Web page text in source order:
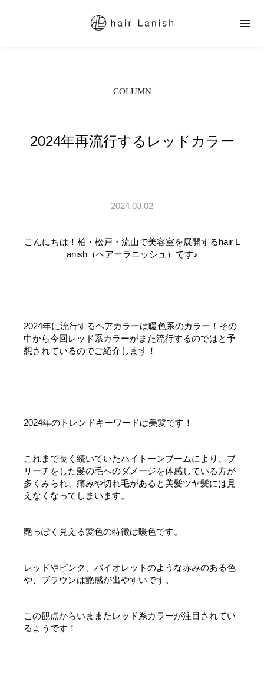

COLUMN
2024年再流行するレッドカラー
2024.03.02
こんにちは！柏・松戸・流山で美容室を展開するhair L
anish（ヘアーラニッシュ）です♪
2024年に流行するヘアカラーは暖色系のカラー！その
中から今回レッド系カラーがまた流行するのではと予
想されているのでご紹介します！
2024年のトレンドキーワードは美髪です！
これまで長く続いていたハイトーンブームにより、ブ
リーチをした髪の毛へのダメージを体感している方が
多くみられ、痛みや切れ毛があると美髪ツヤ髪には見
えなくなってしまいます。
艶っぽく見える髪色の特徴は暖色です。
レッドやピンク、バイオレットのような赤みのある色
や、ブラウンは艶感が出やすいです。
この観点からいままたレッド系カラーが注目されてい
るようです！